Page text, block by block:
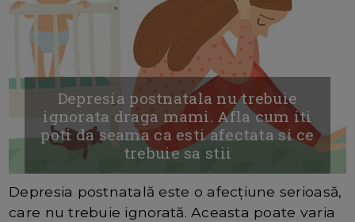
Depresia postnatala nu trebuie
ignorata draga mami. Afla cum iti
poti da seama ca esti afectata si ce
trebuie sa stii
Depresia postnatală este o afecțiune serioasă,
care nu trebuie ignorată. Aceasta poate varia